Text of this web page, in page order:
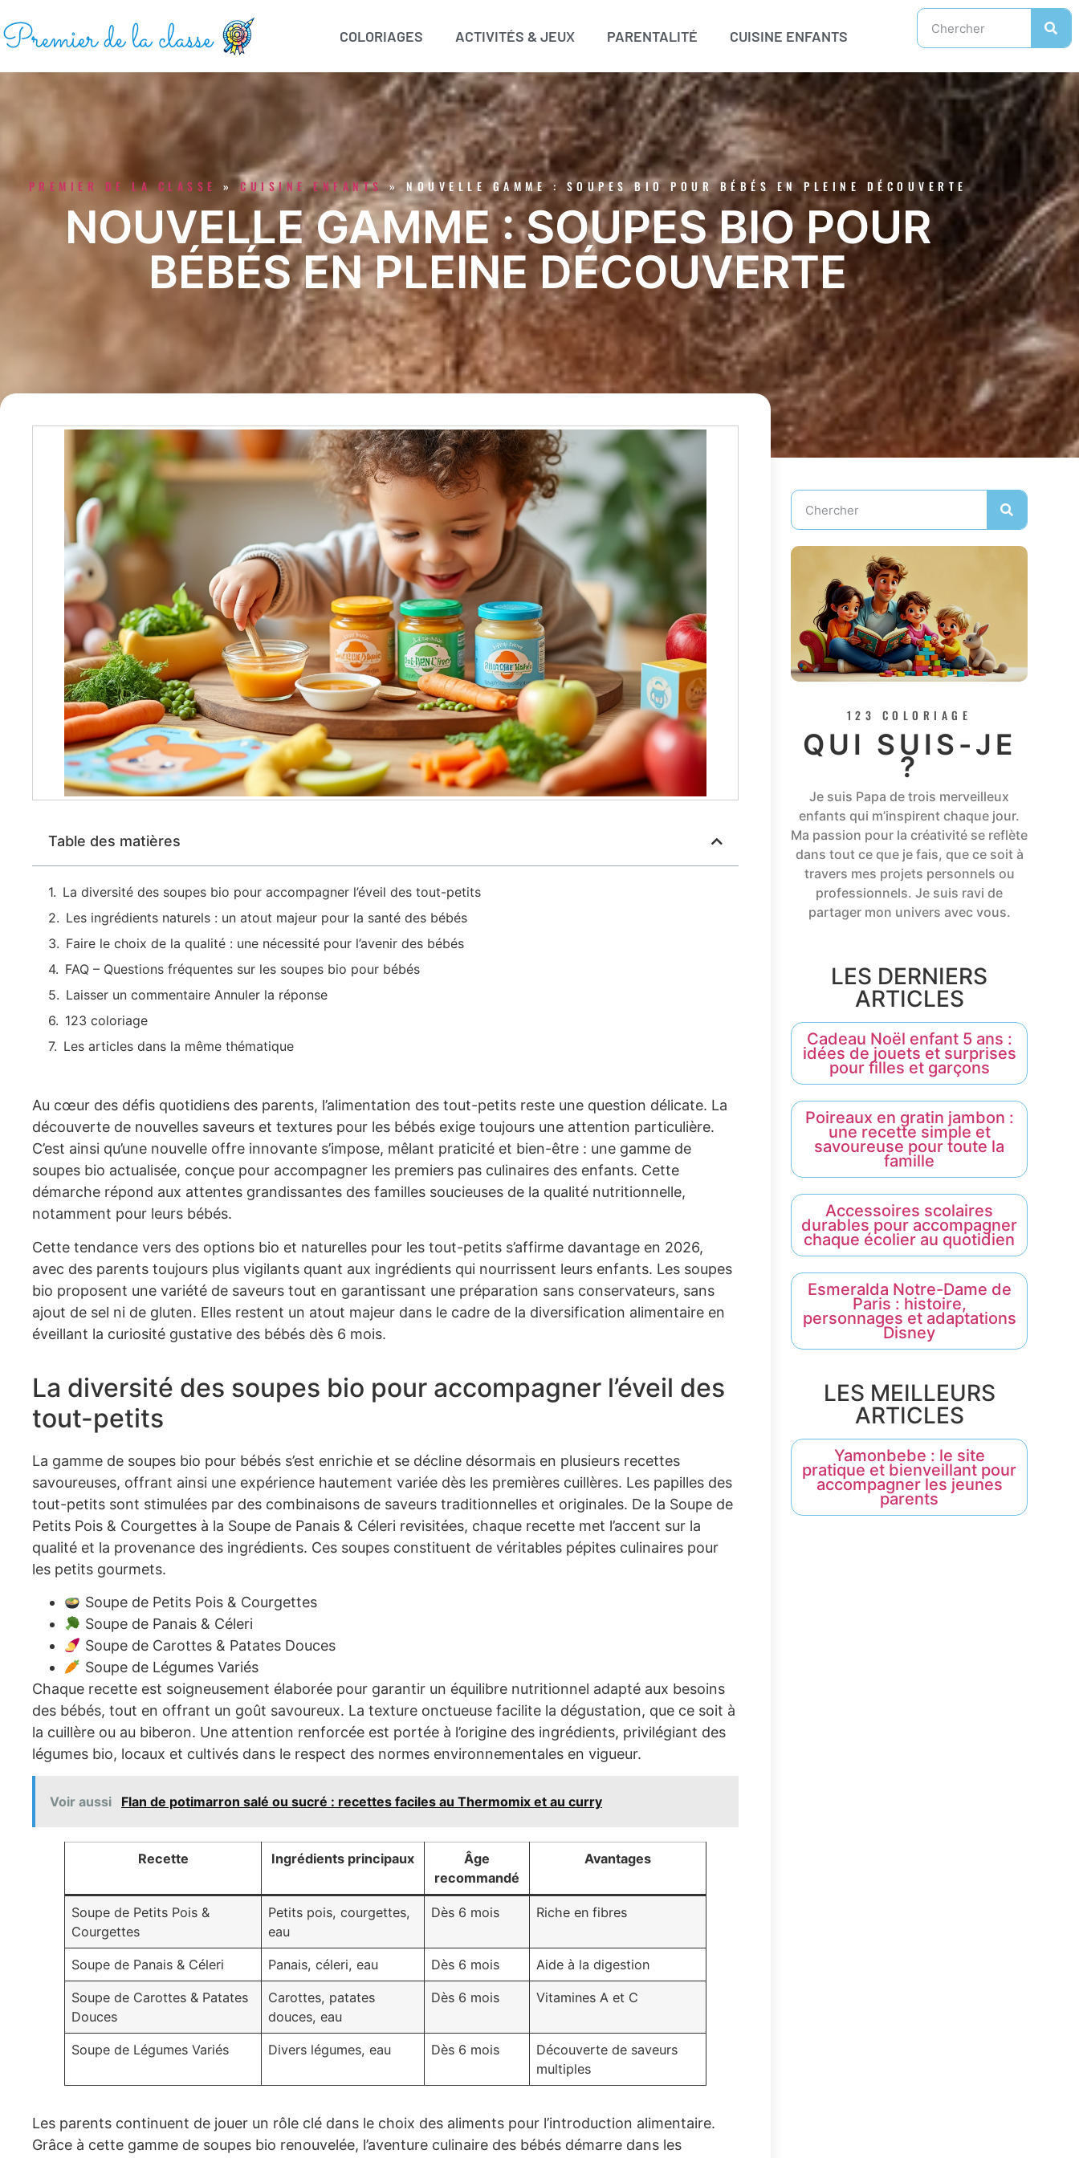
COLORIAGES ACTIVITÉS & JEUX PARENTALITÉ CUISINE ENFANTS
PREMIER DE LA CLASSE »CUISINE ENFANTS» NOUVELLE GAMME : SOUPES BIO POUR BÉBÉS EN PLEINE DÉCOUVERTE
NOUVELLE GAMME : SOUPES BIO POUR
BÉBÉS EN PLEINE DÉCOUVERTE
Table des matières
La diversité des soupes bio pour accompagner l’éveil des tout-petits
Les ingrédients naturels : un atout majeur pour la santé des bébés
Faire le choix de la qualité : une nécessité pour l’avenir des bébés
FAQ – Questions fréquentes sur les soupes bio pour bébés
Laisser un commentaire Annuler la réponse
123 coloriage
Les articles dans la même thématique
Au cœur des défis quotidiens des parents, l’alimentation des tout-petits reste une question délicate. La
découverte de nouvelles saveurs et textures pour les bébés exige toujours une attention particulière.
C’est ainsi qu’une nouvelle offre innovante s’impose, mêlant praticité et bien-être : une gamme de
soupes bio actualisée, conçue pour accompagner les premiers pas culinaires des enfants. Cette
démarche répond aux attentes grandissantes des familles soucieuses de la qualité nutritionnelle,
notamment pour leurs bébés.
Cette tendance vers des options bio et naturelles pour les tout-petits s’affirme davantage en 2026,
avec des parents toujours plus vigilants quant aux ingrédients qui nourrissent leurs enfants. Les soupes
bio proposent une variété de saveurs tout en garantissant une préparation sans conservateurs, sans
ajout de sel ni de gluten. Elles restent un atout majeur dans le cadre de la diversification alimentaire en
éveillant la curiosité gustative des bébés dès 6 mois.
La diversité des soupes bio pour accompagner l’éveil des
tout-petits
La gamme de soupes bio pour bébés s’est enrichie et se décline désormais en plusieurs recettes
savoureuses, offrant ainsi une expérience hautement variée dès les premières cuillères. Les papilles des
tout-petits sont stimulées par des combinaisons de saveurs traditionnelles et originales. De la Soupe de
Petits Pois & Courgettes à la Soupe de Panais & Céleri revisitées, chaque recette met l’accent sur la
qualité et la provenance des ingrédients. Ces soupes constituent de véritables pépites culinaires pour
les petits gourmets.
Soupe de Petits Pois & Courgettes
Soupe de Panais & Céleri
Soupe de Carottes & Patates Douces
Soupe de Légumes Variés
Chaque recette est soigneusement élaborée pour garantir un équilibre nutritionnel adapté aux besoins
des bébés, tout en offrant un goût savoureux. La texture onctueuse facilite la dégustation, que ce soit à
la cuillère ou au biberon. Une attention renforcée est portée à l’origine des ingrédients, privilégiant des
légumes bio, locaux et cultivés dans le respect des normes environnementales en vigueur.
Voir aussi Flan de potimarron salé ou sucré : recettes faciles au Thermomix et au curry
Recette Ingrédients principaux
Âge
recommandé
Avantages
Soupe de Petits Pois &
Courgettes
Petits pois, courgettes,
eau
Dès 6 mois Riche en fibres
Soupe de Panais & Céleri Panais, céleri, eau Dès 6 mois Aide à la digestion
Soupe de Carottes & Patates
Douces
Carottes, patates
douces, eau
Dès 6 mois Vitamines A et C
Soupe de Légumes Variés Divers légumes, eau Dès 6 mois
Découverte de saveurs
multiples
Les parents continuent de jouer un rôle clé dans le choix des aliments pour l’introduction alimentaire.
Grâce à cette gamme de soupes bio renouvelée, l’aventure culinaire des bébés démarre dans les
123 COLORIAGE
QUI SUIS-JE
?
Je suis Papa de trois merveilleux
enfants qui m’inspirent chaque jour.
Ma passion pour la créativité se reflète
dans tout ce que je fais, que ce soit à
travers mes projets personnels ou
professionnels. Je suis ravi de
partager mon univers avec vous.
LES DERNIERS
ARTICLES
Cadeau Noël enfant 5 ans :
idées de jouets et surprises
pour filles et garçons
Poireaux en gratin jambon :
une recette simple et
savoureuse pour toute la
famille
Accessoires scolaires
durables pour accompagner
chaque écolier au quotidien
Esmeralda Notre-Dame de
Paris : histoire,
personnages et adaptations
Disney
LES MEILLEURS
ARTICLES
Yamonbebe : le site
pratique et bienveillant pour
accompagner les jeunes
parents